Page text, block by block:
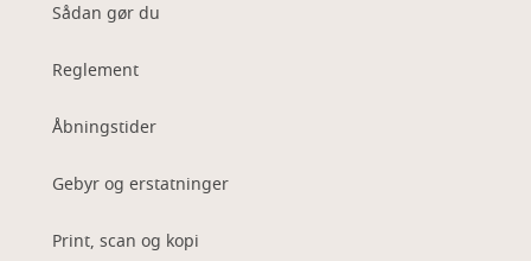
Sådan gør du
Reglement
Åbningstider
Gebyr og erstatninger
Print, scan og kopi